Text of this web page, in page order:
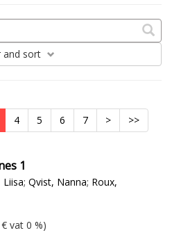
and sort
4 5 6 7 > >>
1
Liisa; Qvist, Nanna; Roux,
hinta
vat 0 %)